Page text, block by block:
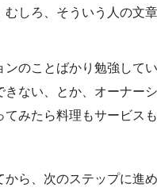
しろ、そういう人の文
のことばかり勉強して
ない、とか、オーナー
みたら料理もサービス
ら、次のステップに進め